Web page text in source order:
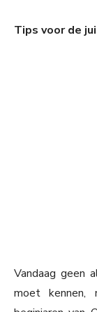
Tips voor de
Vandaag geen
moet kennen,